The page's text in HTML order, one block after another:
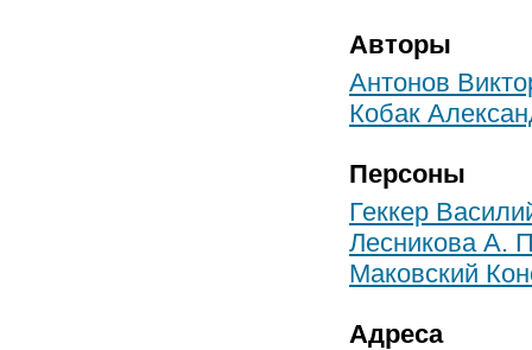
Авторы
Антонов
Кобак
Персоны
Геккер
Лесникова А.
Маковский
Адреса